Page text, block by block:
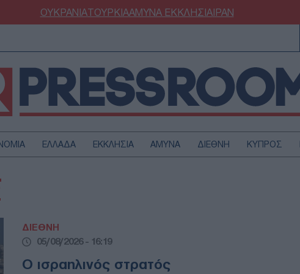
ΟΥΚΡΑΝΙΑΤΟΥΡΚΙΑΑΜΥΝΑΕΚΚΛΗΣΙΑΙΡΑΝ
ΕΛΛΑΔΑ ΕΚΚΛΗΣΙΑ ΑΜΥΝΑ ΔΙΕΘΝΗ ΚΥΠΡΟΣ
ΔΙΕΘΝΗ
05/08/2026 - 16:19
Ο ισραηλινός στρατός